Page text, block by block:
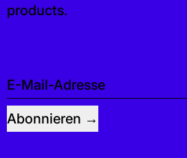
products.
E-Mail-Adresse
Abonnieren